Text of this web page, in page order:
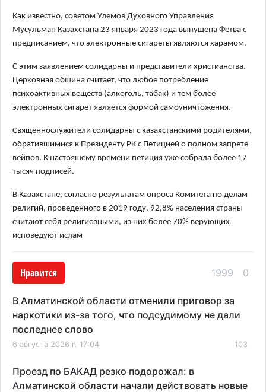
Как известно, советом Улемов Духовного Управления
Мусульман Казахстана 23 января 2023 года выпущена Фетва с
предписанием, что электронные сигареты являются харамом.
С этим заявлением солидарны и представители христианства.
Церковная община считает, что любое потребление
психоактивных веществ (алкоголь, табак) и тем более
электронных сигарет является формой самоуничтожения.
Священнослужители солидарны с казахстанскими родителями,
обратившимися к Президенту РК с Петицией о полном запрете
вейпов. К настоящему времени петиция уже собрала более 17
тысяч подписей.
В Казахстане, согласно результатам опроса Комитета по делам
религий, проведенного в 2019 году, 92,8% населения страны
считают себя религиозными, из них более 70% верующих
исповедуют ислам
Нравится 1999 0
В Алматинской области отменили приговор за
наркотики из-за того, что подсудимому не дали
последнее слово
6 августа 2026 г. 17:04 103
Проезд по БАКАД резко подорожал: в
Алматинской области начали действовать новые